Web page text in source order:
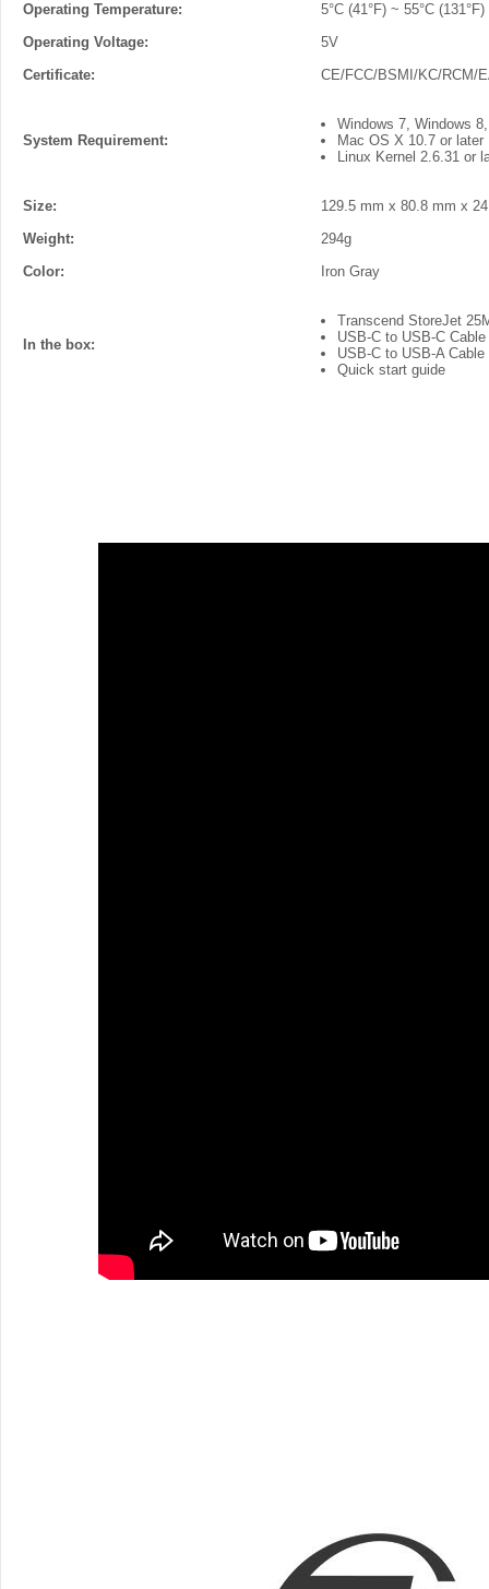
Operating Temperature:
5°C (41°F) ~ 55°C (131°F)
Operating Voltage:
5V
Certificate:
CE/FCC/BSMI/KC/RCM/
System Requirement:
Windows 7, Windows
Mac OS X 10.7 or later
Linux Kernel 2.6.31 or
Size:
129.5 mm x 80.8 mm x
Weight:
294g
Color:
Iron Gray
In the box:
Transcend StoreJet
USB-C to USB-C Cable
USB-C to USB-A Cable
Quick start guide